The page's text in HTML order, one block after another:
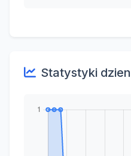
Statystyki